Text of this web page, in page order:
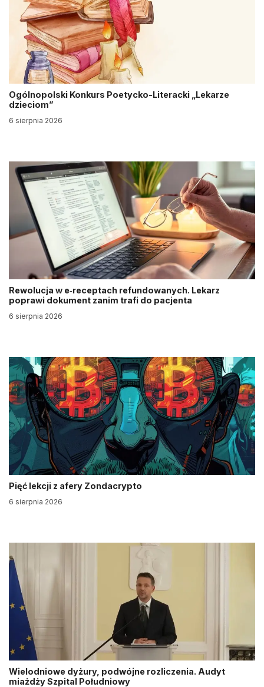
Ogólnopolski Konkurs Poetycko-Literacki „Lekarze
dzieciom”
6 sierpnia 2026
Rewolucja w e‑receptach refundowanych. Lekarz
poprawi dokument zanim trafi do pacjenta
6 sierpnia 2026
Pięć lekcji z afery Zondacrypto
6 sierpnia 2026
Wielodniowe dyżury, podwójne rozliczenia. Audyt
miażdży Szpital Południowy